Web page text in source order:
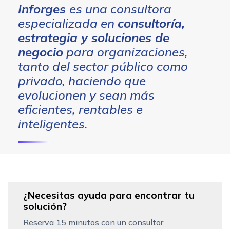
Inforges es una consultora
especializada en consultoría,
estrategia y soluciones de
negocio para organizaciones,
tanto del sector público como
privado, haciendo que
evolucionen y sean más
eficientes, rentables e
inteligentes.
¿Necesitas ayuda para encontrar tu
solución?
Reserva 15 minutos con un consultor